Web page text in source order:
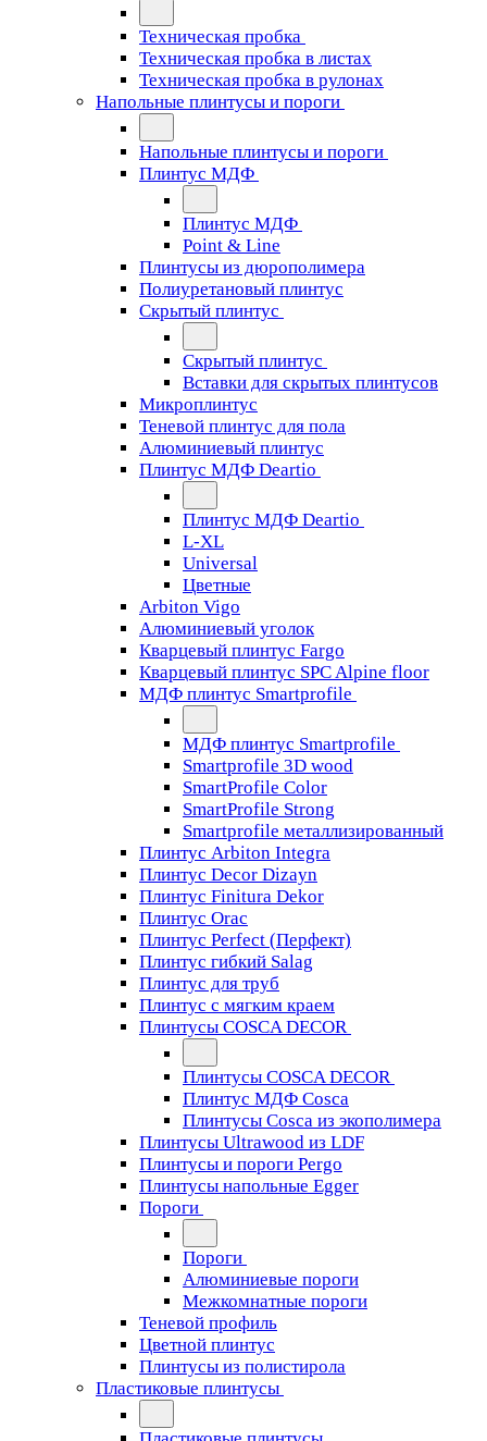
Техническая пробка
Техническая пробка в листах
Техническая пробка в рулонах
Напольные плинтусы и пороги
Напольные плинтусы и пороги
Плинтус МДФ
Плинтус МДФ
Point & Line
Плинтусы из дюрополимера
Полиуретановый плинтус
Скрытый плинтус
Скрытый плинтус
Вставки для скрытых плинтусов
Микроплинтус
Теневой плинтус для пола
Алюминиевый плинтус
Плинтус МДФ Deartio
Плинтус МДФ Deartio
L-XL
Universal
Цветные
Arbiton Vigo
Алюминиевый уголок
Кварцевый плинтус Fargo
Кварцевый плинтус SPC Alpine floor
МДФ плинтус Smartprofile
МДФ плинтус Smartprofile
Smartprofile 3D wood
SmartProfile Color
SmartProfile Strong
Smartprofile металлизированный
Плинтус Arbiton Integra
Плинтус Decor Dizayn
Плинтус Finitura Dekor
Плинтус Orac
Плинтус Perfect (Перфект)
Плинтус гибкий Salag
Плинтус для труб
Плинтус с мягким краем
Плинтусы COSCA DECOR
Плинтусы COSCA DECOR
Плинтус МДФ Cosca
Плинтусы Cosca из экополимера
Плинтусы Ultrawood из LDF
Плинтусы и пороги Pergo
Плинтусы напольные Egger
Пороги
Пороги
Алюминиевые пороги
Межкомнатные пороги
Теневой профиль
Цветной плинтус
Плинтусы из полистирола
Пластиковые плинтусы